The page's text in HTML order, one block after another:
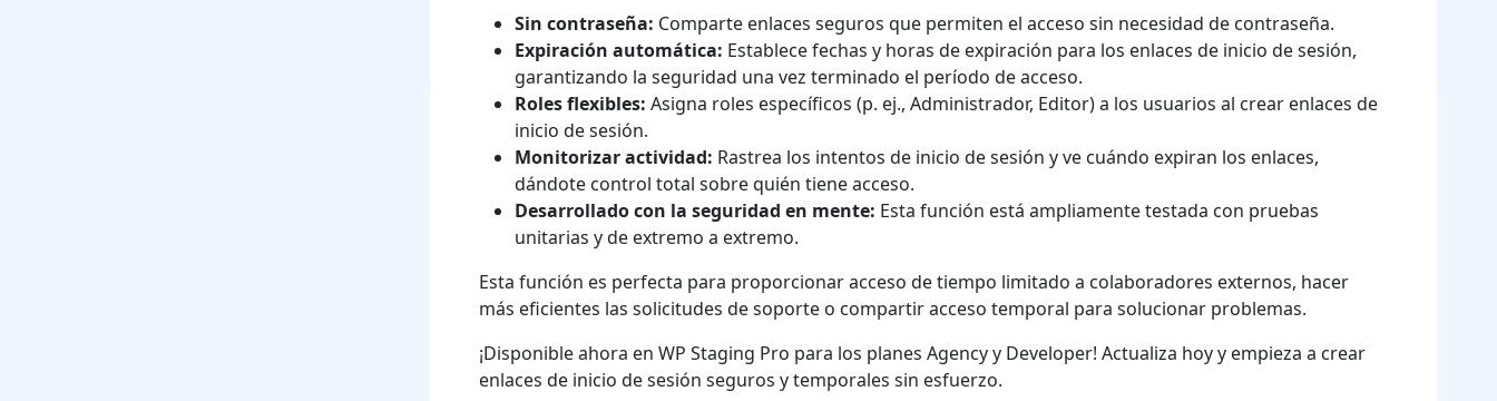
Sin contraseña: Comparte enlaces seguros que permiten el acceso sin necesidad de contraseña.
Expiración automática: Establece fechas y horas de expiración para los enlaces de inicio de sesión,
garantizando la seguridad una vez terminado el período de acceso.
Roles flexibles: Asigna roles específicos (p. ej., Administrador, Editor) a los usuarios al crear enlaces de
inicio de sesión.
Monitorizar actividad: Rastrea los intentos de inicio de sesión y ve cuándo expiran los enlaces,
dándote control total sobre quién tiene acceso.
Desarrollado con la seguridad en mente: Esta función está ampliamente testada con pruebas
unitarias y de extremo a extremo.
Esta función es perfecta para proporcionar acceso de tiempo limitado a colaboradores externos, hacer
más eficientes las solicitudes de soporte o compartir acceso temporal para solucionar problemas.
¡Disponible ahora en WP Staging Pro para los planes Agency y Developer! Actualiza hoy y empieza a crear
enlaces de inicio de sesión seguros y temporales sin esfuerzo.